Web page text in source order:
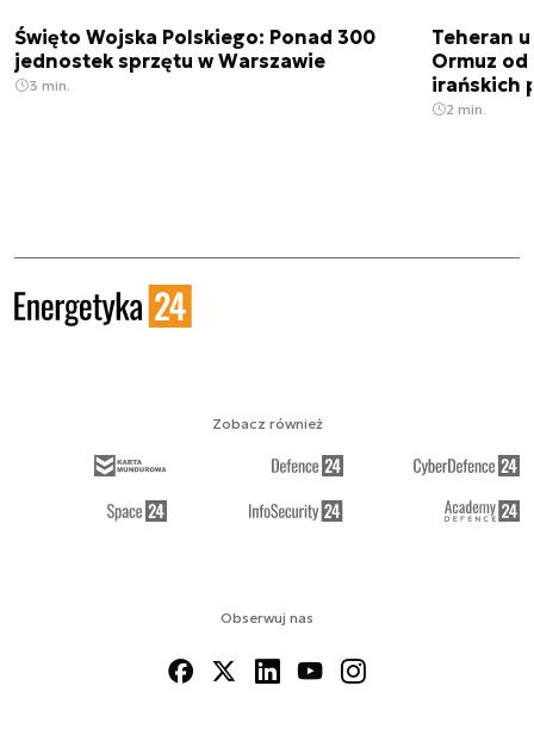
Święto Wojska Polskiego: Ponad 300
jednostek sprzętu w Warszawie
3 min.
Teheran
Ormuz
irańskich
2 min.
Obserwuj nas
Zobacz również